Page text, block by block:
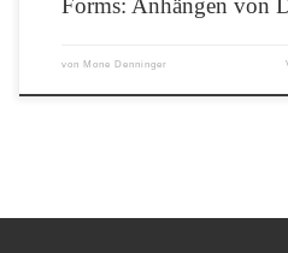
Forms: Anhängen von
von Mone Denninger